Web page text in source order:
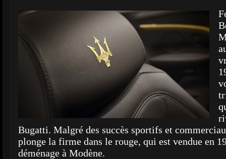
Bugatti. Malgré des succès sportifs et
plonge la firme dans le rouge, qui est vendue en
déménage à Modène.